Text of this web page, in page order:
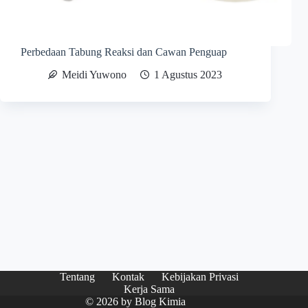
Perbedaan Tabung Reaksi dan Cawan Penguap
Meidi Yuwono
1 Agustus 2023
Tentang Kontak
Kebijakan Privasi
Kerja Sama
© 2026 byBlog Kimia